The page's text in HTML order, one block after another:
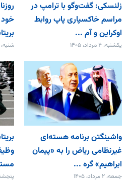
زلنسکی: گفت‌وگو با ترامپ در
مراسم خاکسپاری پاپ روابط
اوکراین و آم ...
یکشنبه، ۴ مرداد، ۱۴۰۵ شنبه، ۳ مرداد، ۱۴۰۵
واشینگتن برنامه هسته‌ای
غیرنظامی ریاض را به «پیمان‌
ابراهیم» گره ...
جمعه، ۲ مرداد، ۱۴۰۵ پنجشنبه، ۲۵